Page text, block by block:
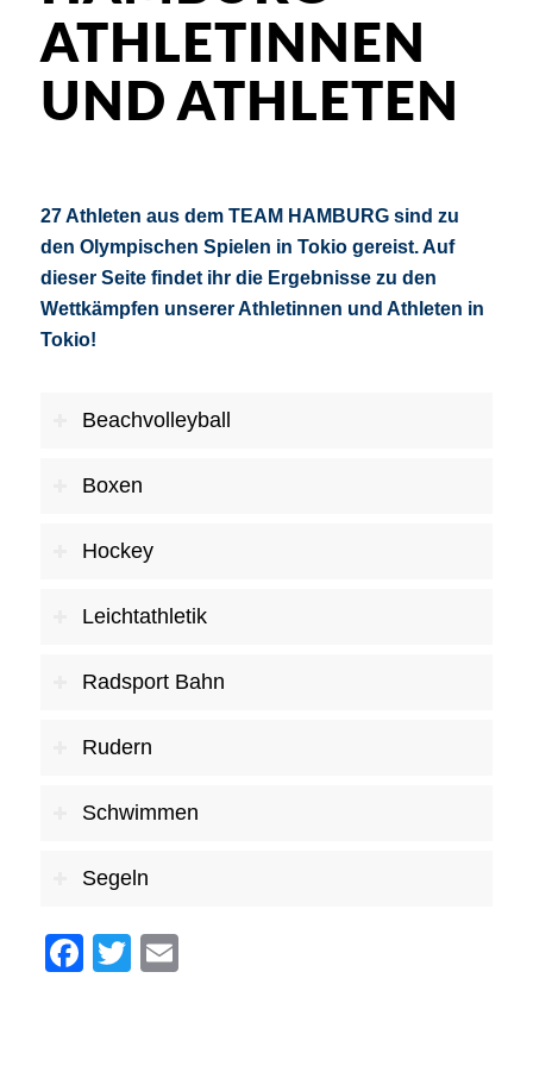
ATHLETINNEN
UND ATHLETEN
27 Athleten aus dem TEAM HAMBURG sind zu
den Olympischen Spielen in Tokio gereist. Auf
dieser Seite findet ihr die Ergebnisse zu den
Wettkämpfen unserer Athletinnen und Athleten in
Tokio!
Beachvolleyball
Boxen
Hockey
Leichtathletik
Radsport Bahn
Rudern
Schwimmen
Segeln
Facebook
Twitter